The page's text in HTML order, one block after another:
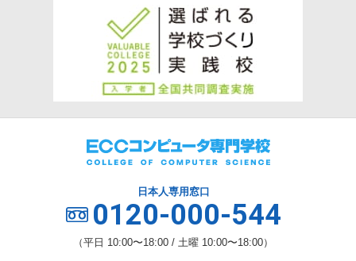
日本人専用窓口
0120-000-544
（平日 10:00〜18:00 / 土曜 10:00〜18:00）